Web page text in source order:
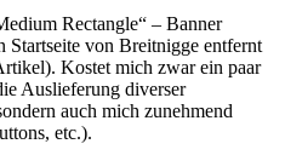
Rectangle“ – Banner
Startseite von Breitnigge entfernt
Kostet mich zwar ein paar
Auslieferung diverser
auch mich zunehmend
etc.).